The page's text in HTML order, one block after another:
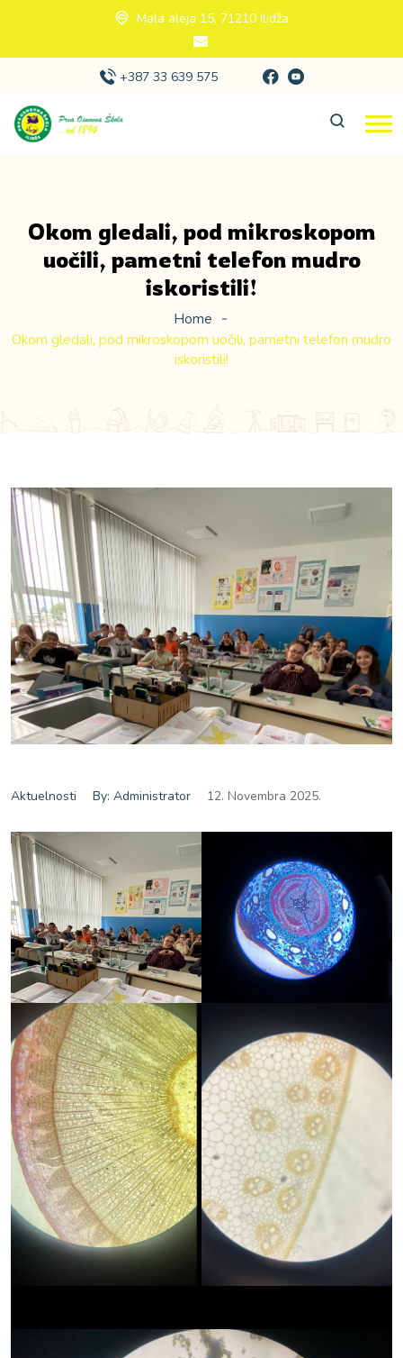
Mala aleja 15, 71210 Ilidža
+387 33 639 575
Okom gledali, pod mikroskopom
uočili, pametni telefon mudro
iskoristili!
Home
Okom gledali, pod mikroskopom uočili, pametni telefon mudro
iskoristili!
Aktuelnosti By: Administrator 12. Novembra 2025.